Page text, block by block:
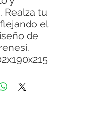
Realza tu
el
de